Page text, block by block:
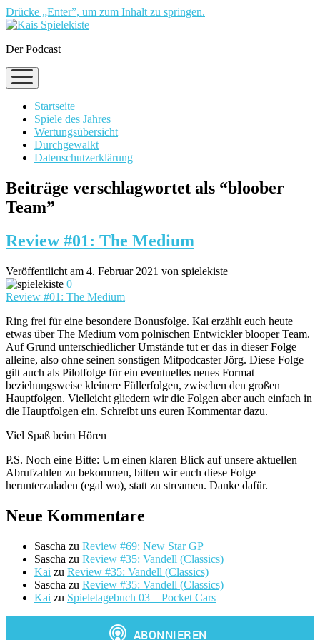
Drücke „Enter”, um zum Inhalt zu springen.
Der Podcast
Menü
öffnen
Startseite
Spiele des Jahres
Wertungsübersicht
Durchgewalkt
Datenschutzerklärung
Beiträge verschlagwortet als “bloober
Team”
Review #01: The Medium
Veröffentlicht am 4. Februar 2021 von spielekiste
0
Review #01: The Medium
Ring frei für eine besondere Bonusfolge. Kai erzählt euch heute
etwas über The Medium vom polnischen Entwickler blooper Team.
Auf Grund unterschiedlicher Umstände tut er das in dieser Folge
alleine, also ohne seinen sonstigen Mitpodcaster Jörg. Diese Folge
gilt auch als Pilotfolge für ein eventuelles neues Format
beziehungsweise kleinere Füllerfolgen, zwischen den großen
Hauptfolgen. Vielleicht gliedern wir die Folgen aber auch einfach in
die Hauptfolgen ein. Schreibt uns euren Kommentar dazu.
Viel Spaß beim Hören
P.S. Noch eine Bitte: Um einen klaren Blick auf unsere aktuellen
Abrufzahlen zu bekommen, bitten wir euch diese Folge
herunterzuladen (egal wo), statt zu streamen. Danke dafür.
Neue Kommentare
Sascha zu Review #69: New Star GP
Sascha zu Review #35: Vandell (Classics)
Kai zu Review #35: Vandell (Classics)
Sascha zu Review #35: Vandell (Classics)
Kai zu Spieletagebuch 03 – Pocket Cars